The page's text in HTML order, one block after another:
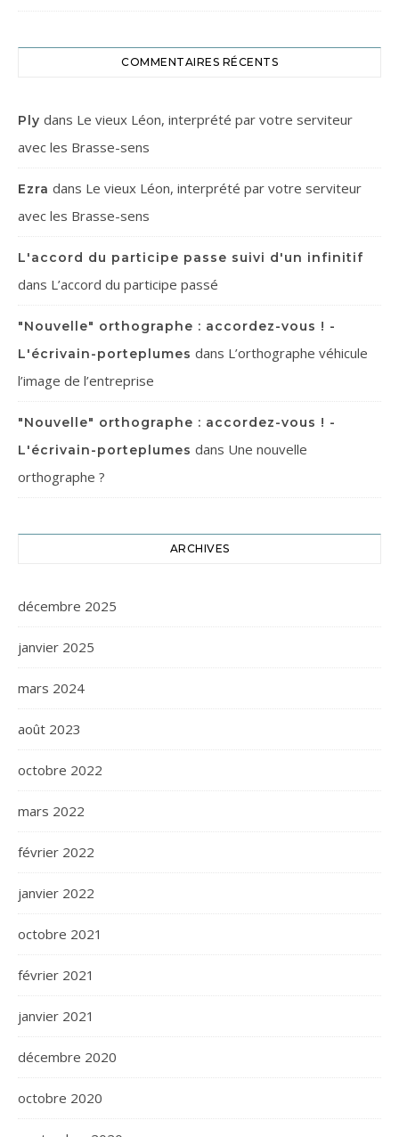
COMMENTAIRES RÉCENTS
Ply dans Le vieux Léon, interprété par votre serviteur
avec les Brasse-sens
Ezra dans Le vieux Léon, interprété par votre serviteur
avec les Brasse-sens
L'accord du participe passe suivi d'un infinitif
dans L’accord du participe passé
"Nouvelle" orthographe : accordez-vous ! -
L'écrivain-porteplumes dans L’orthographe véhicule
l’image de l’entreprise
"Nouvelle" orthographe : accordez-vous ! -
L'écrivain-porteplumes dans Une nouvelle
orthographe ?
ARCHIVES
décembre 2025
janvier 2025
mars 2024
août 2023
octobre 2022
mars 2022
février 2022
janvier 2022
octobre 2021
février 2021
janvier 2021
décembre 2020
octobre 2020